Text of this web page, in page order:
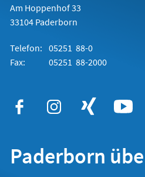
Am Hoppenhof 33
33104 Paderborn
Telefon: 05251 88-0
Fax:
05251 88-2000
Paderborn